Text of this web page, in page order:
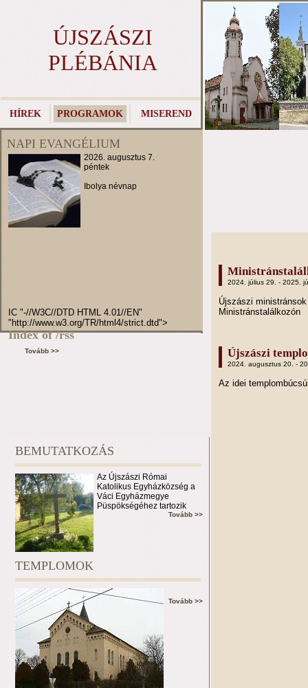
ÚJSZÁSZI
PLÉBÁNIA
HÍREK PROGRAMOK MISEREND
NAPI EVANGÉLIUM
2026. augusztus 7.
péntek
Ibolya névnap
IC "-//W3C//DTD HTML 4.01//EN"
"http://www.w3.org/TR/html4/strict.dtd">
Index of /rss
Tovább >>
2024. július 29. - 2025.
Újszászi
Ministránstalálkozón
Újszászi
2024. augusztus 20. -
Az idei
BEMUTATKOZÁS
Az Újszászi Római
Katolikus Egyházközség a
Váci Egyházmegye
Püspökségéhez tartozik
Tovább >>
TEMPLOMOK
Tovább >>